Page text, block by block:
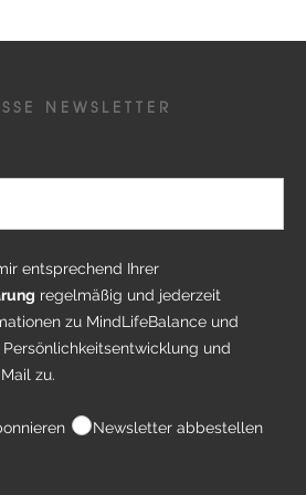
NEWSLETTER
entsprechend Ihrer
regelmäßig und jederzeit
zu MindLifeBalance und
Persönlichkeitsentwicklung und
zu.
Newsletter abbestellen